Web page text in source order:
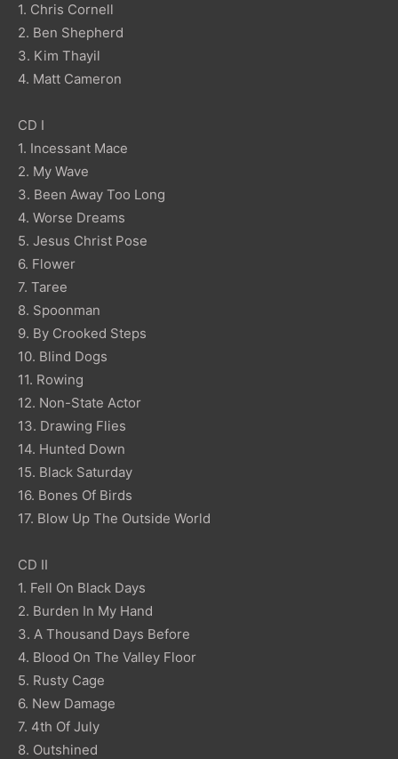
1. Chris Cornell
2. Ben Shepherd
3. Kim Thayil
4. Matt Cameron
CD I
1. Incessant Mace
2. My Wave
3. Been Away Too Long
4. Worse Dreams
5. Jesus Christ Pose
6. Flower
7. Taree
8. Spoonman
9. By Crooked Steps
10. Blind Dogs
11. Rowing
12. Non-State Actor
13. Drawing Flies
14. Hunted Down
15. Black Saturday
16. Bones Of Birds
17. Blow Up The Outside World
CD II
1. Fell On Black Days
2. Burden In My Hand
3. A Thousand Days Before
4. Blood On The Valley Floor
5. Rusty Cage
6. New Damage
7. 4th Of July
8. Outshined